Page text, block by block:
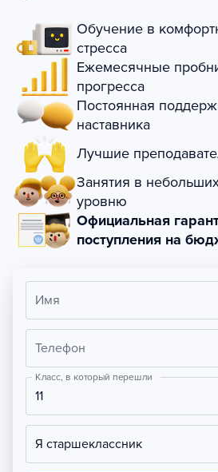
Обучение в
стресса
Ежемесячные
прогресса
Постоянная
наставника
Лучшие
Занятия в
уровню
Официальная
поступления на
Имя
Телефон
Класс, в который перешли
11
Я старшеклассник